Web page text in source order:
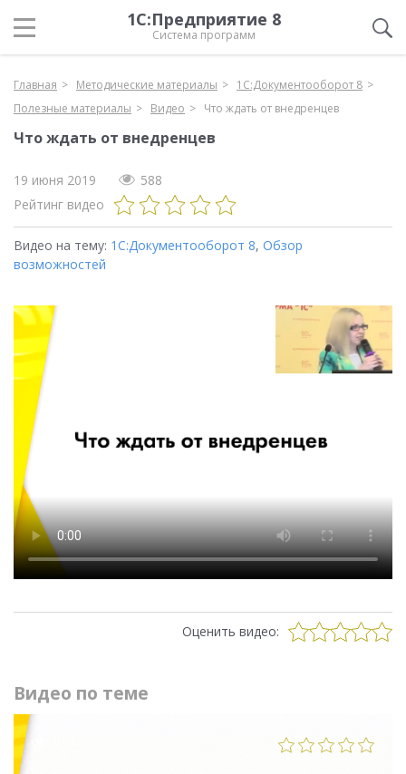
1С:Предприятие 8
Система программ
Главная Методические материалы
1С:Документооборот 8
Полезные материалы
Видео Что ждать от внедренцев
Что ждать от внедренцев
19 июня 2019
588
Рейтинг видео
Видео на тему: 1С:Документооборот 8, Обзор
возможностей
Оценить видео:
Видео по теме